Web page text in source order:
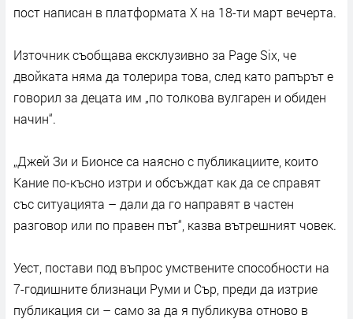
пост написан в платформата X на 18-ти март вечерта.
Източник съобщава ексклузивно за Page Six, че
двойката няма да толерира това, след като рапърът е
говорил за децата им „по толкова вулгарен и обиден
начин“.
„Джей Зи и Бионсе са наясно с публикациите, които
Кание по-късно изтри и обсъждат как да се справят
със ситуацията – дали да го направят в частен
разговор или по правен път“, казва вътрешният човек.
Уест, постави под въпрос умствените способности на
7-годишните близнаци Руми и Сър, преди да изтрие
публикация си – само за да я публикува отново в